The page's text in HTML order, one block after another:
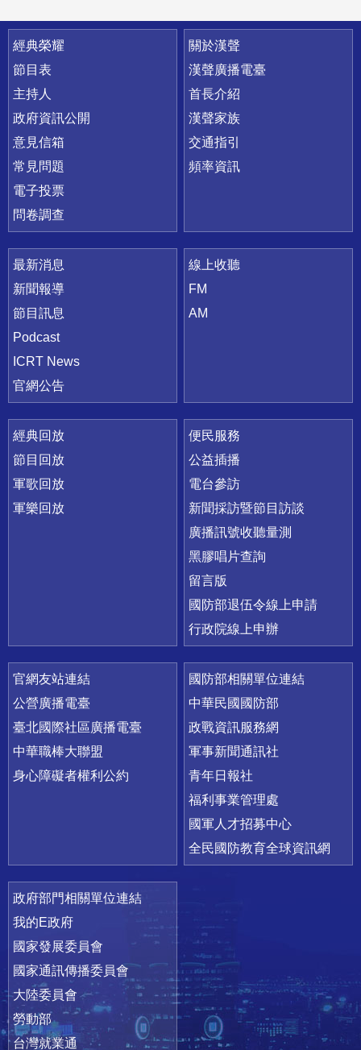
快速連結
經典榮耀
節目表
主持人
政府資訊公開
意見信箱
常見問題
電子投票
問卷調查
關於漢聲
漢聲廣播電臺
首長介紹
漢聲家族
交通指引
頻率資訊
最新消息
新聞報導
節目訊息
Podcast
ICRT News
官網公告
線上收聽
FM
AM
經典回放
節目回放
軍歌回放
軍樂回放
便民服務
公益插播
電台參訪
新聞採訪暨節目訪談
廣播訊號收聽量測
黑膠唱片查詢
留言版
國防部退伍令線上申請
行政院線上申辦
官網友站連結
公營廣播電臺
臺北國際社區廣播電臺
中華職棒大聯盟
身心障礙者權利公約
國防部相關單位連結
中華民國國防部
政戰資訊服務網
軍事新聞通訊社
青年日報社
福利事業管理處
國軍人才招募中心
全民國防教育全球資訊網
政府部門相關單位連結
我的E政府
國家發展委員會
國家通訊傳播委員會
大陸委員會
勞動部
台灣就業通